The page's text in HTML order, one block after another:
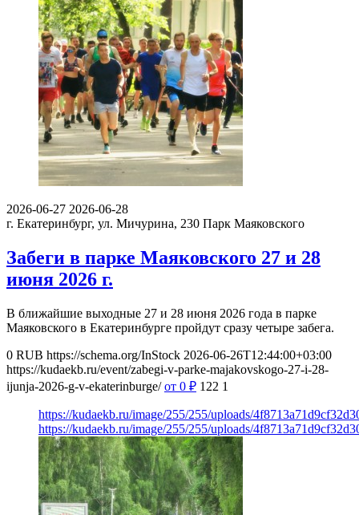
2026-06-27 2026-06-28
г. Екатеринбург, ул. Мичурина, 230 Парк Маяковского
Забеги в парке Маяковского 27 и 28
июня 2026 г.
В ближайшие выходные 27 и 28 июня 2026 года в парке
Маяковского в Екатеринбурге пройдут сразу четыре забега.
0 RUB https://schema.org/InStock 2026-06-26T12:44:00+03:00
https://kudaekb.ru/event/zabegi-v-parke-majakovskogo-27-i-28-
ijunja-2026-g-v-ekaterinburge/ от 0 ₽ 122 1
https://kudaekb.ru/image/255/255/uploads/
https://kudaekb.ru/image/255/255/uploads/